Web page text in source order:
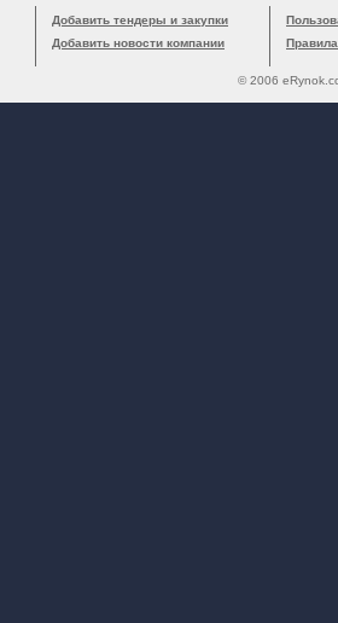
Добавить тендеры и закупки
Добавить новости компании
© 2006